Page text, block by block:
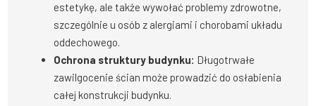
estetykę, ale także wywołać problemy zdrowotne,
szczególnie u osób z alergiami i chorobami układu
oddechowego.
Ochrona struktury budynku: Długotrwałe
zawilgocenie ścian może prowadzić do osłabienia
całej konstrukcji budynku.